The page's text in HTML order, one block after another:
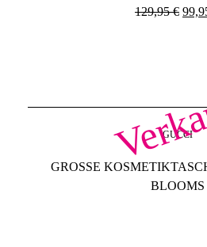
129,95€
GUCCI
GROSSE
LOOMS